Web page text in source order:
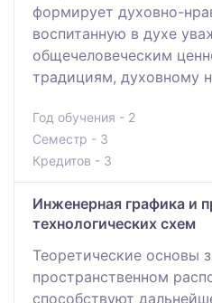
формирует духовно-
воспитанную в духе
общечеловеческим
традициям, духовному
Год обучения - 2
Семестр - 3
Кредитов - 3
Инженерная графика и
технологических схем
Теоретические основы
пространственном
способствуют